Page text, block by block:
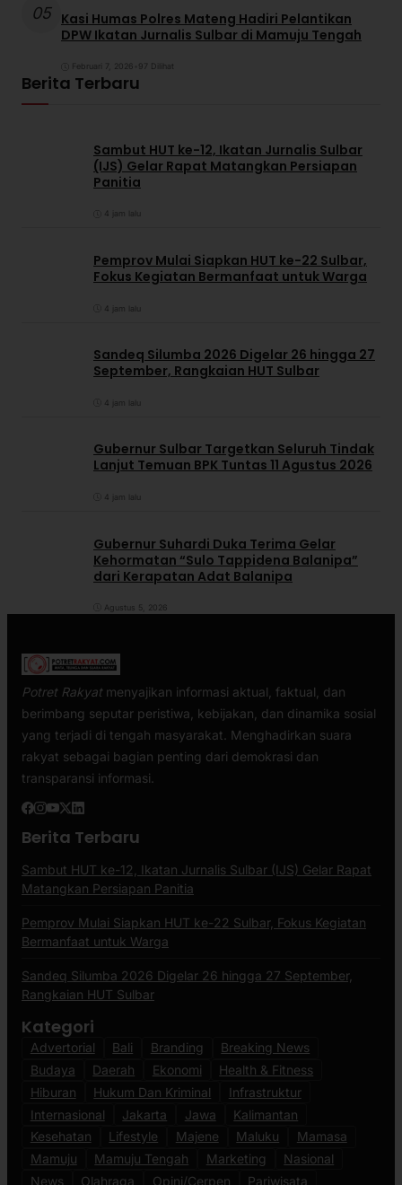
05 Kasi Humas Polres Mateng Hadiri Pelantikan
DPW Ikatan Jurnalis Sulbar di Mamuju Tengah
Februari 7, 2026 97 Dilihat
Berita Terbaru
Sambut HUT ke-12, Ikatan Jurnalis Sulbar
(IJS) Gelar Rapat Matangkan Persiapan
Panitia
4 jam lalu
Pemprov Mulai Siapkan HUT ke-22 Sulbar,
Fokus Kegiatan Bermanfaat untuk Warga
4 jam lalu
Sandeq Silumba 2026 Digelar 26 hingga 27
September, Rangkaian HUT Sulbar
4 jam lalu
Gubernur Sulbar Targetkan Seluruh Tindak
Lanjut Temuan BPK Tuntas 11 Agustus 2026
4 jam lalu
Gubernur Suhardi Duka Terima Gelar
Kehormatan “Sulo Tappidena Balanipa”
dari Kerapatan Adat Balanipa
Agustus 5, 2026
Potret Rakyatmenyajikan informasi aktual, faktual, dan
berimbang seputar peristiwa, kebijakan, dan dinamika sosial
yang terjadi di tengah masyarakat. Menghadirkan suara
rakyat sebagai bagian penting dari demokrasi dan
transparansi informasi.
Berita Terbaru
Sambut HUT ke-12, Ikatan Jurnalis Sulbar (IJS) Gelar Rapat
Matangkan Persiapan Panitia
Pemprov Mulai Siapkan HUT ke-22 Sulbar, Fokus Kegiatan
Bermanfaat untuk Warga
Sandeq Silumba 2026 Digelar 26 hingga 27 September,
Rangkaian HUT Sulbar
Kategori
Advertorial Bali Branding
Breaking News
Budaya
Daerah Ekonomi
Health & Fitness
Hiburan
Hukum Dan Kriminal
Infrastruktur
Internasional
Jakarta Jawa
Kalimantan
Kesehatan
Lifestyle Majene Maluku
Mamasa
Mamuju
Mamuju Tengah Marketing
Nasional
News
Olahraga Opini/Cerpen Pariwisata